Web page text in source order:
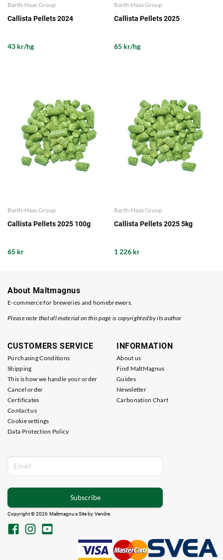
Barth-Haas Group
Callista Pellets 2024
43 kr/hg
Barth-Haas Group
Callista Pellets 2025
65 kr/hg
Barth-Haas Group
Callista Pellets 2025 100g
65 kr
Barth-Haas Group
Callista Pellets 2025 5kg
1 226 kr
About Maltmagnus
E-commerce for breweries and homebrewers.
Please note that all material on this page is copyrighted by its author
CUSTOMERS SERVICE
Purchasing Conditions
Shipping
This is how we handle your order
Cancel order
Certificates
Contact us
Cookie settings
Data Protection Policy
INFORMATION
About us
Find MaltMagnus
Guides
Newsletter
Carbonation Chart
Subscribe
Copyright © 2026 Maltmagnus Site by Vendre